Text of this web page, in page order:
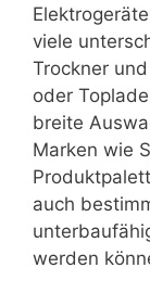
viele
Trockner
oder
breite
Marken wie
auch
werden